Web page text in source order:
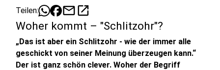
Teilen: mailopen_in_new
Woher kommt – "Schlitzohr"?
„Das ist aber ein Schlitzohr - wie der immer alle
geschickt von seiner Meinung überzeugen kann.“
Der ist ganz schön clever. Woher der Begriff